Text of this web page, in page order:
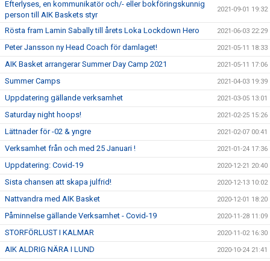
Efterlyses, en kommunikatör och/- eller bokföringskunnig
person till AIK Baskets styr
2021-09-01 19:32
Rösta fram Lamin Sabally till årets Loka Lockdown Hero 2021-06-03 22:29
Peter Jansson ny Head Coach för damlaget! 2021-05-11 18:33
AIK Basket arrangerar Summer Day Camp 2021 2021-05-11 17:06
Summer Camps 2021-04-03 19:39
Uppdatering gällande verksamhet 2021-03-05 13:01
Saturday night hoops! 2021-02-25 15:26
Lättnader för -02 & yngre 2021-02-07 00:41
Verksamhet från och med 25 Januari ! 2021-01-24 17:36
Uppdatering: Covid-19 2020-12-21 20:40
Sista chansen att skapa julfrid! 2020-12-13 10:02
Nattvandra med AIK Basket 2020-12-01 18:20
Påminnelse gällande Verksamhet - Covid-19 2020-11-28 11:09
STORFÖRLUST I KALMAR 2020-11-02 16:30
AIK ALDRIG NÄRA I LUND 2020-10-24 21:41